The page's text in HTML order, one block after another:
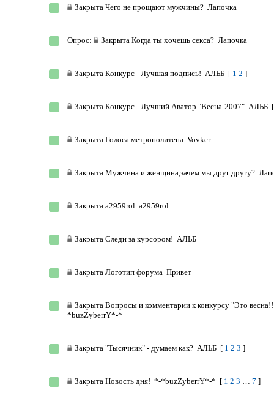
ЗакрытаЧего не прощают мужчины? Лапочка
Опрос: ЗакрытаКогда ты хочешь секса? Лапочка
ЗакрытаКонкурс - Лучшая подпись! АЛЬБ [ 1 2 ]
ЗакрытаКонкурс - Лучший Аватор "Весна-2007" АЛЬБ [
ЗакрытаГолоса метрополитена Vovker
ЗакрытаМужчина и женщина,зачем мы друг другу?
Закрытаa2959rol a2959rol
ЗакрытаСледи за курсором! АЛЬБ
ЗакрытаЛоготип форума Привет
ЗакрытаВопросы и комментарии к конкурсу "Это
*buzZyberrY*-*
Закрыта"Тысячник" - думаем как? АЛЬБ [ 1 2 3 ]
ЗакрытаНовость дня! *-*buzZyberrY*-* [ 1 2 3 … 7 ]